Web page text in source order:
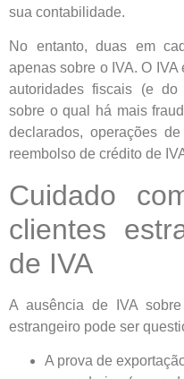
sua contabilidade.
No entanto, duas em
apenas sobre o IVA. O
autoridades fiscais (e
sobre o qual há mais
declarados, operações
reembolso de crédito de
Cuidado
clientes
de IVA
A ausência de IVA
estrangeiro pode ser
A prova de